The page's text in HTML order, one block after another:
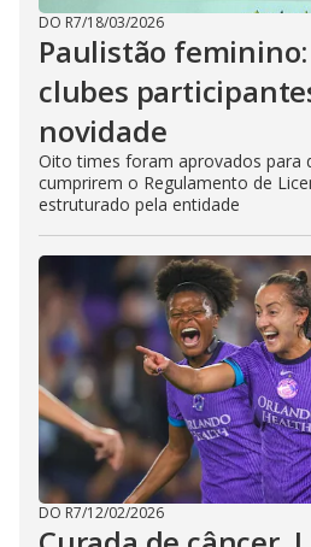
DO R7/18/03/2026
Paulistão feminino:
clubes
novidade
Oito times foram aprovados para
cumprirem o Regulamento de
estruturado pela entidade
DO R7/12/02/2026